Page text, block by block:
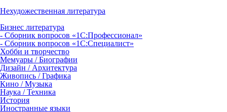
Нехудожественная литература
Бизнес литература
- Сборник вопросов «1С:Профессионал»
- Сборник вопросов «1С:Специалист»
Хобби и творчество
Мемуары / Биографии
Дизайн / Архитектура
Живопись / Графика
Кино / Музыка
Наука / Техника
История
Иностранные языки